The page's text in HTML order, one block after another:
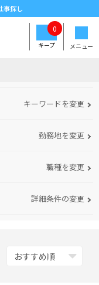
事探し
メニュー
キープ
0
キーワードを変更
勤務地を変更
職種を変更
詳細条件の変更